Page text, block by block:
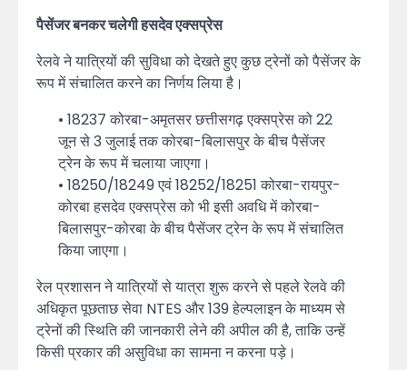
पैसेंजर बनकर चलेगी हसदेव एक्सप्रेस
रेलवे ने यात्रियों की सुविधा को देखते हुए कुछ ट्रेनों को पैसेंजर के
रूप में संचालित करने का निर्णय लिया है।
• 18237 कोरबा-अमृतसर छत्तीसगढ़ एक्सप्रेस को 22
जून से 3 जुलाई तक कोरबा-बिलासपुर के बीच पैसेंजर
ट्रेन के रूप में चलाया जाएगा।
• 18250/18249 एवं 18252/18251 कोरबा-रायपुर-
कोरबा हसदेव एक्सप्रेस को भी इसी अवधि में कोरबा-
बिलासपुर-कोरबा के बीच पैसेंजर ट्रेन के रूप में संचालित
किया जाएगा।
रेल प्रशासन ने यात्रियों से यात्रा शुरू करने से पहले रेलवे की
अधिकृत पूछताछ सेवा NTES और 139 हेल्पलाइन के माध्यम से
ट्रेनों की स्थिति की जानकारी लेने की अपील की है, ताकि उन्हें
किसी प्रकार की असुविधा का सामना न करना पड़े।